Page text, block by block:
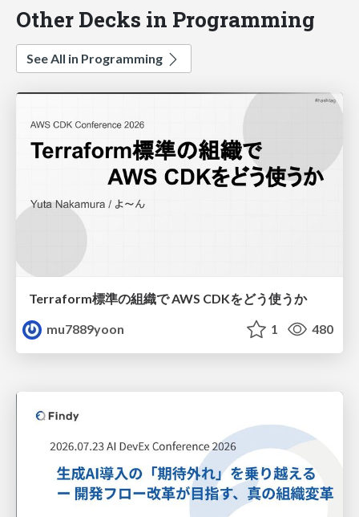
Other Decks in Programming
See All in Programming
Terraform標準の組織で AWS CDKをどう使うか
mu7889yoon
1 480